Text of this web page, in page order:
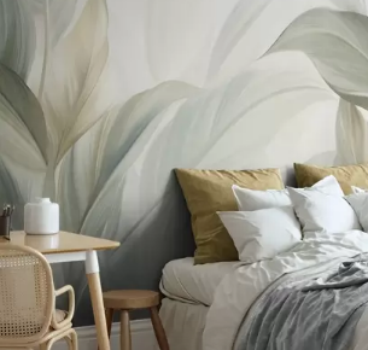
Premium
56 .67 €/m²
Premium vinil
66 40 .00 /m²
Peel and Stick
81.6749.00€/m²